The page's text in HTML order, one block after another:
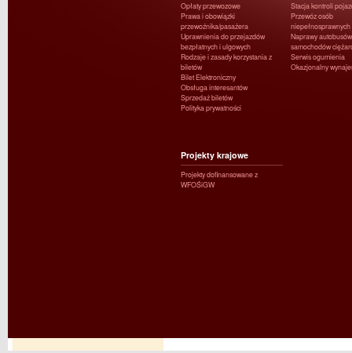
Opłaty przewozowe
Prawa i obowiązki
przewoźnika/pasażera
Uprawnienia do przejazdów
bezpłatnych i ulgowych
Rodzaje i zasady korzystania z
biletów
Bilet Elektroniczny
Obsługa interesantów
Sprzedaż biletów
Polityka prywatności
Stacja kontroli
Przewóz osób
niepełnosprawnych
Naprawy
samochodów
Serwis ogumienia
Okazjonalny
Projekty krajowe
Projekty dofinansowane z
WFOŚiGW